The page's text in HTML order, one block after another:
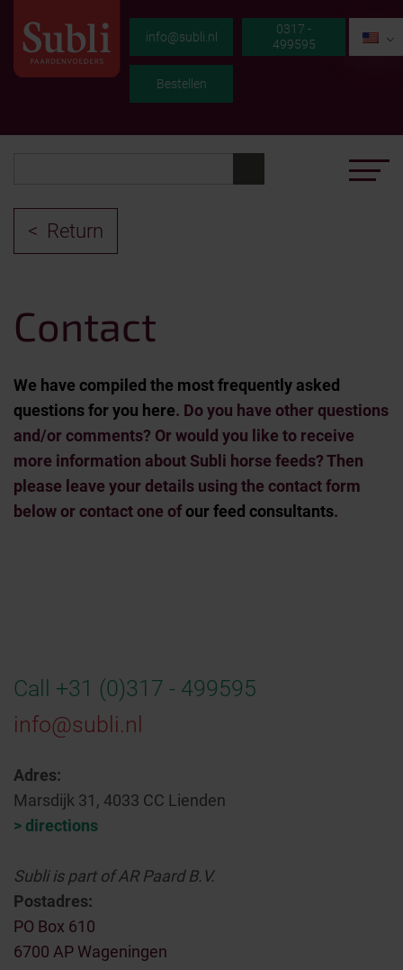
info@subli.nl
0317 -
499595
Bestellen
EN
Return
Contact
We have compiled the most frequently asked
questions for you here. Do you have other questions
and/or comments? Or would you like to receive
more information about Subli horse feeds? Then
please leave your details using the contact form
below or contact one ofour feed consultants.
Call +31 (0)317 - 499595
info@subli.nl
Adres:
Marsdijk 31, 4033 CC Lienden
> directions
Subli is part of AR Paard B.V.
Postadres:
PO Box 610
6700 AP Wageningen